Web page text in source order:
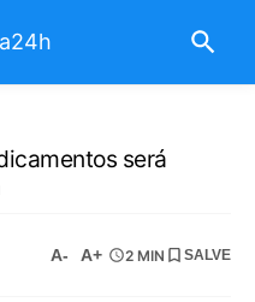
será
A- A+ 2 MIN SALVE